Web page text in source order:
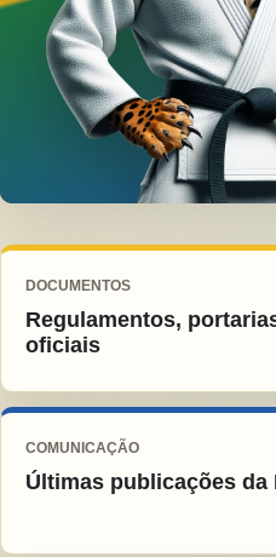
DOCUMENTOS
Regulamentos,
oficiais
COMUNICAÇÃO
Últimas publicações da